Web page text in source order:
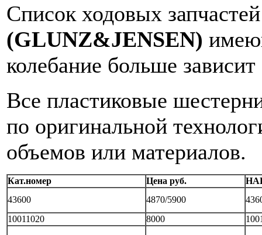
Список ходовых
(GLUNZ&JENSEN)
колебание больше
Все пластиковые
по оригинальной
объемов или материалов.
Кат.номер Цена руб.
43600
4870/5900
10011020
8000